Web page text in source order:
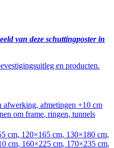
van deze schuttingposter in
en producten.
afwerking, afmetingen +10 cm
om frame, ringen, tunnels
cm, 120×165 cm, 130×180 cm,
cm, 160×225 cm, 170×235 cm,